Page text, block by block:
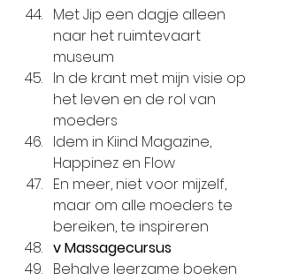
Met Jip een dagje alleen
naar het ruimtevaart
museum
In de krant met mijn visie op
het leven en de rol van
moeders
Idem in Kiind Magazine,
Happinez en Flow
En meer, niet voor mijzelf,
maar om alle moeders te
bereiken, te inspireren
v Massagecursus
Behalve leerzame boeken